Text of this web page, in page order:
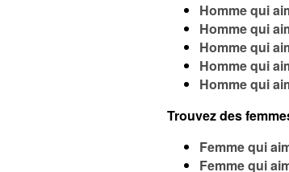
Homme qui
Homme qui
Homme qui
Homme qui
Homme qui
Trouvez des
Femme qui
Femme qui